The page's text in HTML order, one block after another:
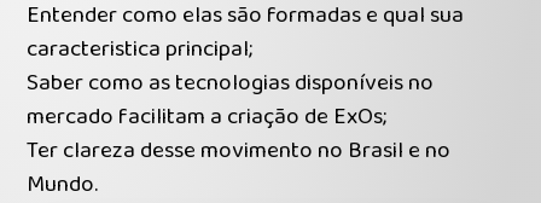
Entender como elas são formadas e qual sua
caracteristica principal;
Saber como as tecnologias disponíveis no
mercado facilitam a criação de ExOs;
Ter clareza desse movimento no Brasil e no
Mundo.